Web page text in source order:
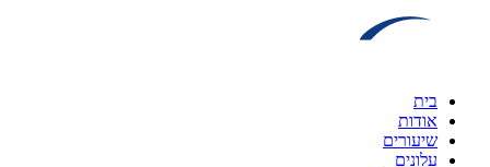
בית
אודות
שיעורים
עלונים